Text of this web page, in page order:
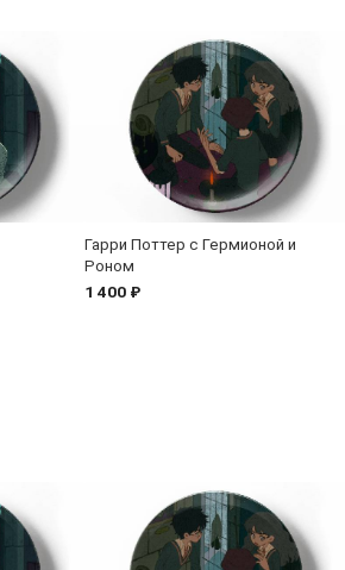
Гарри Поттер с Гермионой и
Роном
1 400 ₽